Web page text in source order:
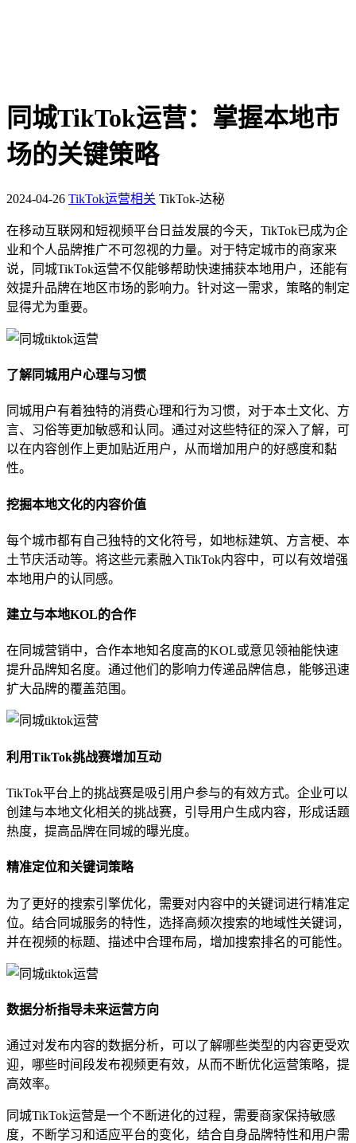
同城TikTok运营：掌握本地市
场的关键策略
2024-04-26 TikTok运营相关 TikTok-达秘
在移动互联网和短视频平台日益发展的今天，TikTok已成为企
业和个人品牌推广不可忽视的力量。对于特定城市的商家来
说，同城TikTok运营不仅能够帮助快速捕获本地用户，还能有
效提升品牌在地区市场的影响力。针对这一需求，策略的制定
显得尤为重要。
了解同城用户心理与习惯
同城用户有着独特的消费心理和行为习惯，对于本土文化、方
言、习俗等更加敏感和认同。通过对这些特征的深入了解，可
以在内容创作上更加贴近用户，从而增加用户的好感度和黏
性。
挖掘本地文化的内容价值
每个城市都有自己独特的文化符号，如地标建筑、方言梗、本
土节庆活动等。将这些元素融入TikTok内容中，可以有效增强
本地用户的认同感。
建立与本地KOL的合作
在同城营销中，合作本地知名度高的KOL或意见领袖能快速
提升品牌知名度。通过他们的影响力传递品牌信息，能够迅速
扩大品牌的覆盖范围。
利用TikTok挑战赛增加互动
TikTok平台上的挑战赛是吸引用户参与的有效方式。企业可以
创建与本地文化相关的挑战赛，引导用户生成内容，形成话题
热度，提高品牌在同城的曝光度。
精准定位和关键词策略
为了更好的搜索引擎优化，需要对内容中的关键词进行精准定
位。结合同城服务的特性，选择高频次搜索的地域性关键词，
并在视频的标题、描述中合理布局，增加搜索排名的可能性。
数据分析指导未来运营方向
通过对发布内容的数据分析，可以了解哪些类型的内容更受欢
迎，哪些时间段发布视频更有效，从而不断优化运营策略，提
高效率。
同城TikTok运营是一个不断进化的过程，需要商家保持敏感
度，不断学习和适应平台的变化，结合自身品牌特性和用户需